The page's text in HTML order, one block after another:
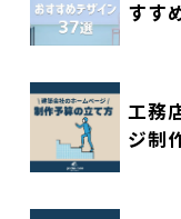
すす
工務
ジ制